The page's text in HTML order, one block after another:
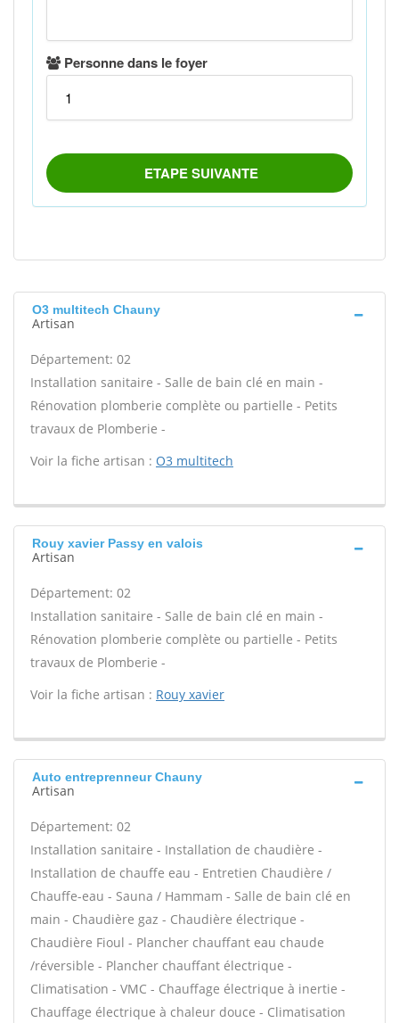
O3 multitech Chauny
Artisan
Département: 02
Installation sanitaire - Salle de bain clé en main -
Rénovation plomberie complète ou partielle - Petits
travaux de Plomberie -
Voir la fiche artisan : O3 multitech
Rouy xavier Passy en valois
Artisan
Département: 02
Installation sanitaire - Salle de bain clé en main -
Rénovation plomberie complète ou partielle - Petits
travaux de Plomberie -
Voir la fiche artisan : Rouy xavier
Auto entreprenneur Chauny
Artisan
Département: 02
Installation sanitaire - Installation de chaudière -
Installation de chauffe eau - Entretien Chaudière /
Chauffe-eau - Sauna / Hammam - Salle de bain clé en
main - Chaudière gaz - Chaudière électrique -
Chaudière Fioul - Plancher chauffant eau chaude
/réversible - Plancher chauffant électrique -
Climatisation - VMC - Chauffage électrique à inertie -
Chauffage électrique à chaleur douce - Climatisation